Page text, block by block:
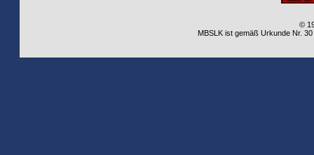
©
MBSLK ist gemäß Urkunde Nr.